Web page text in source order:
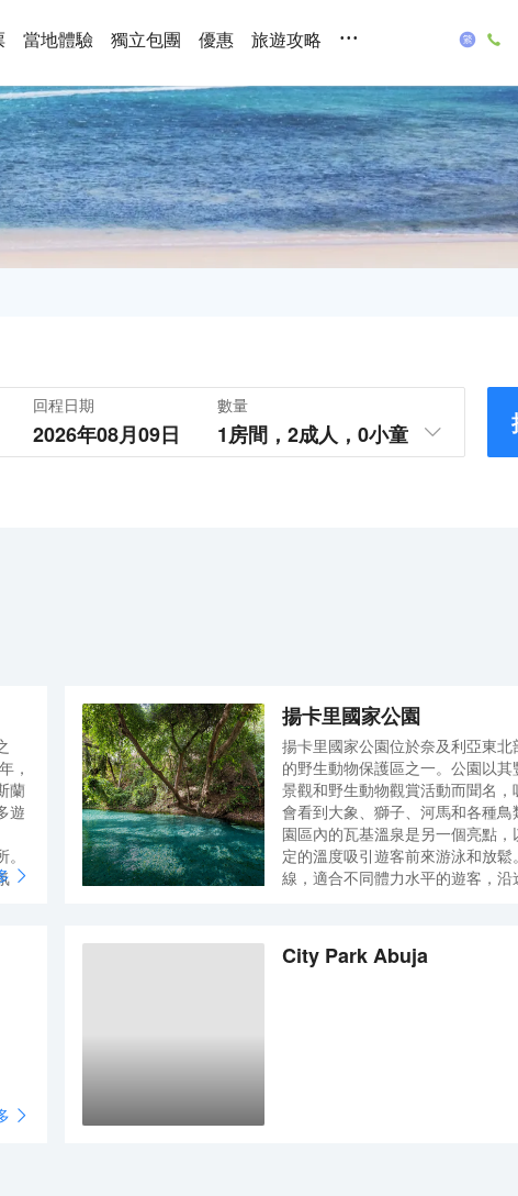
當地體驗 獨立包團 優惠 旅遊攻略 ...
回程日期
2026年08月09日
數量
1房間， 2成人， 0小童
，
蘭
遊
揚卡里國家公園
揚卡里國家公園位於奈及利亞東
的野生動物保護區之一。公園以
景觀和野生動物觀賞活動而聞名
會看到大象、獅子、河馬和各種鳥
園區內的瓦基溫泉是另一個亮點
定的溫度吸引遊客前來游泳和放
線，適合不同體力水平的遊客，
境。建議在旱季前往，以便更好地
導覽服務，幫助遊客更深入了解當
City Park Abuja